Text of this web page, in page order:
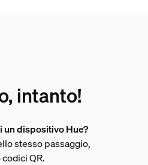
intanto!
un dispositivo Hue?
stesso passaggio,
QR.